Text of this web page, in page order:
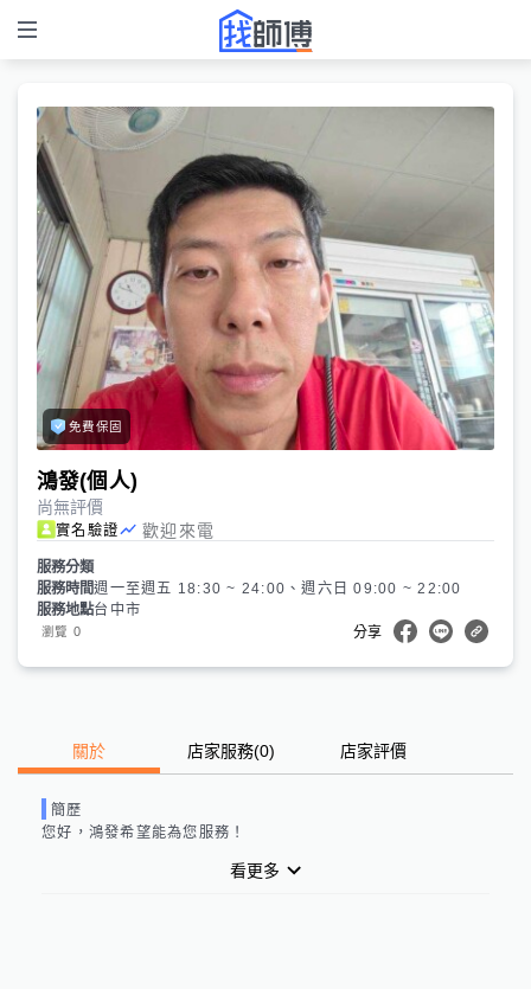
免費保固
鴻發(個人)
尚無評價
實名驗證 歡迎來電
服務分類
服務時間週一至週五 18:30 ~ 24:00、週六日 09:00 ~ 22:00
服務地點台中市
瀏覽 0 分享
關於 店家服務(0) 店家評價
簡歷
您好，鴻發希望能為您服務！
看更多